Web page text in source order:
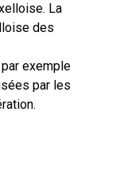
La
des
exemple
par les